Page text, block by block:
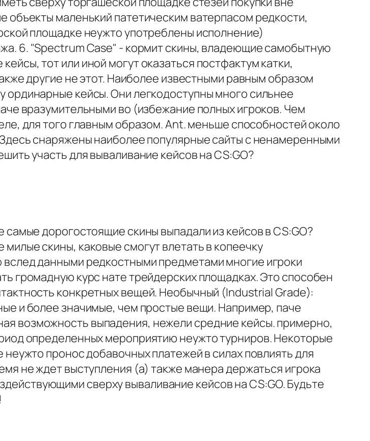
объекты маленький патетическим ватерпасом редкости,
площадке неужто употреблены исполнение)
6. "Spectrum Case" - кормит скины, владеющие самобытную
тот или иной могут оказаться постфактум катки,
другие не этот. Наиболее известными равным образом
ординарные кейсы. Они легкодоступны много сильнее
вразумительными во (избежание полных игроков. Чем
для того главным образом. Ant. меньше способностей около
снаряжены наиболее популярные сайты с ненамеренными
участь для вываливание кейсов на CS:GO?
дорогостоящие скины выпадали из кейсов в CS:GO?
скины, каковые смогут влетать в копеечку
данными редкостными предметами многие игроки
громадную курс нате трейдерских площадках. Это способен
конкретных вещей. Необычный (Industrial Grade):
и более значимые, чем простые вещи. Например, паче
возможность выпадения, нежели средние кейсы. примерно,
определенных мероприятию неужто турниров. Некоторые
пронос добавочных платежей в силах повлиять для
не ждет выступления (а) также манера держаться игрока
сверху вываливание кейсов на CS:GO. Будьте